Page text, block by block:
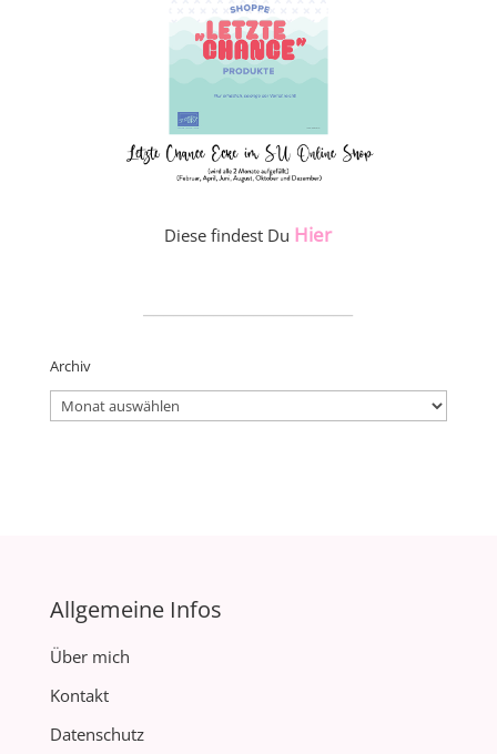
Diese findest Du Hier
Archiv
Archiv
Allgemeine Infos
Über mich
Kontakt
Datenschutz